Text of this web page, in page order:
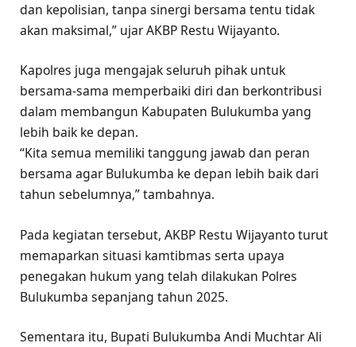
dan kepolisian, tanpa sinergi bersama tentu tidak
akan maksimal,” ujar AKBP Restu Wijayanto.
Kapolres juga mengajak seluruh pihak untuk
bersama-sama memperbaiki diri dan berkontribusi
dalam membangun Kabupaten Bulukumba yang
lebih baik ke depan.
“Kita semua memiliki tanggung jawab dan peran
bersama agar Bulukumba ke depan lebih baik dari
tahun sebelumnya,” tambahnya.
Pada kegiatan tersebut, AKBP Restu Wijayanto turut
memaparkan situasi kamtibmas serta upaya
penegakan hukum yang telah dilakukan Polres
Bulukumba sepanjang tahun 2025.
Sementara itu, Bupati Bulukumba Andi Muchtar Ali